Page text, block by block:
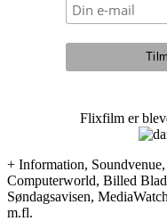
Flixfilm er
+ Information,
Computerworld, Billed
Søndagsavisen,
m.fl.